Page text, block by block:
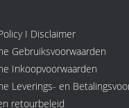
I Disclaimer
Gebruiksvoorwaarden
Inkoopvoorwaarden
Leverings- en
retourbeleid